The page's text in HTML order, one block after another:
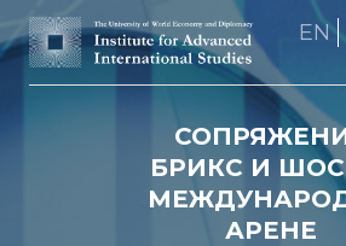
EN
БРИКС И
АРЕНЕ